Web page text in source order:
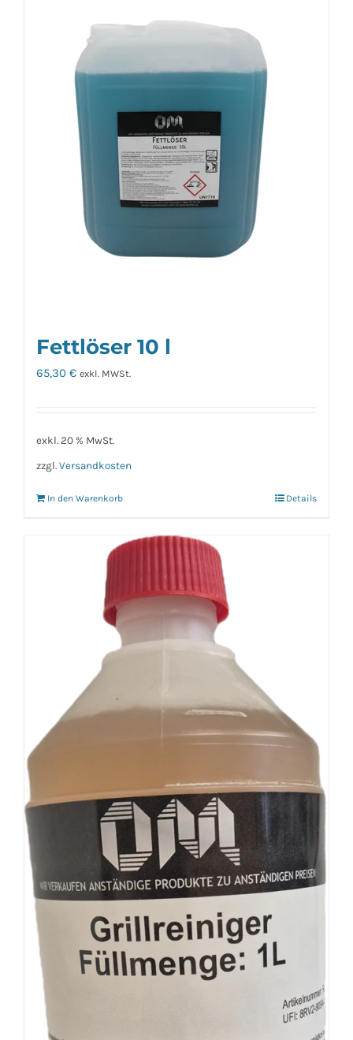
Fettlöser 10 l
65,30 € exkl. MWSt.
exkl. 20 % MwSt.
zzgl. Versandkosten
In den Warenkorb Details